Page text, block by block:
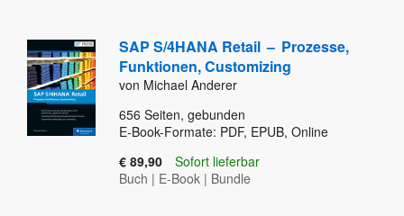
SAP S/4HANA Retail – Prozesse,
Funktionen, Customizing
von Michael Anderer
656 Seiten, gebunden
E-Book-Formate: PDF, EPUB, Online
€ 89,90
Sofort lieferbar
Buch | E-Book | Bundle